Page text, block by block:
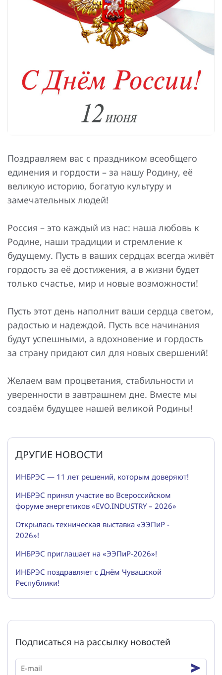
Повышение надежности электроснабжения
Шкафы РЗА 110-220 кВ
Устройства релейной защиты и автоматики
присоединений 6-35кВ
Оборудование компенсации емкостных токов
Определение поврежденного фидера
Поздравляем вас с праздником всеобщего
единения и гордости – за нашу Родину, её
великую историю, богатую культуру и
замечательных людей!
Россия – это каждый из нас: наша любовь к
Родине, наши традиции и стремление к
будущему. Пусть в ваших сердцах всегда живёт
гордость за её достижения, а в жизни будет
только счастье, мир и новые возможности!
Пусть этот день наполнит ваши сердца светом,
радостью и надеждой. Пусть все начинания
будут успешными, а вдохновение и гордость
за страну придают сил для новых свершений!
Желаем вам процветания, стабильности и
уверенности в завтрашнем дне. Вместе мы
создаём будущее нашей великой Родины!
ДРУГИЕ НОВОСТИ
ИНБРЭС — 11 лет решений, которым доверяют!
ИНБРЭС принял участие во Всероссийском
форуме энергетиков «EVO.INDUSTRY – 2026»
Открылась техническая выставка «ЭЭПиР -
2026»!
ИНБРЭС приглашает на «ЭЭПиР-2026»!
ИНБРЭС поздравляет с Днём Чувашской
Республики!
Подписаться на рассылку новостей